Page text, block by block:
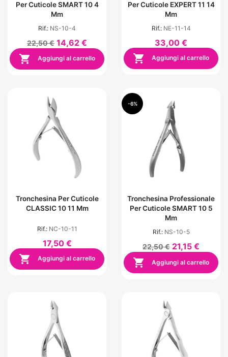
Per Cuticole SMART 10 4
Mm
Rif.: NS-10-4
22,50 € 14,62 €
 Aggiungi al carrello
Per Cuticole EXPERT 11 14
Mm
Rif.: NE-11-14
33,00 €
 Aggiungi al carrello
Tronchesina Per Cuticole
CLASSIC 10 11 Mm
Rif.: NC-10-11
17,50 €
 Aggiungi al carrello
Tronchesina Professionale
Per Cuticole SMART 10 5
Mm
Rif.: NS-10-5
22,50 € 21,15 €
 Aggiungi al carrello
-6%